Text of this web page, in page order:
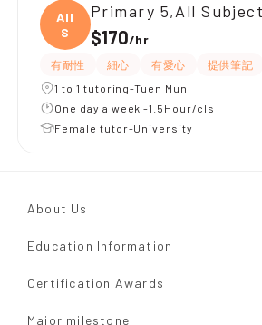
All
S
Primary 5,All
$170/hr
有耐性 細心 有愛心 提供筆記
1 to 1 tutoring-Tuen Mun
One day a week -1.5Hour/cls
Female tutor-University
About Us
Education Information
Certification Awards
Major milestone